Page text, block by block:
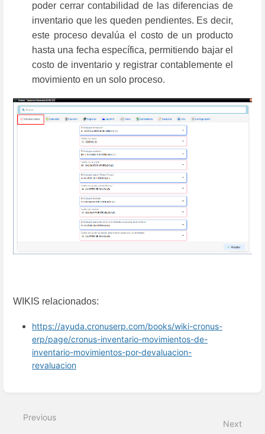
poder cerrar contabilidad de las diferencias de
inventario que les queden pendientes. Es decir,
este proceso devalúa el costo de un producto
hasta una fecha específica, permitiendo bajar el
costo de inventario y registrar contablemente el
movimiento en un solo proceso.
WIKIS relacionados:
https://ayuda.cronuserp.com/books/wiki-cronus-
erp/page/cronus-inventario-movimientos-de-
inventario-movimientos-por-devaluacion-
revaluacion
mode
Previous
Next